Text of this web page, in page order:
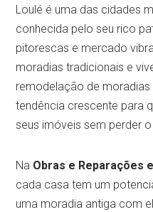
Loulé é uma das cidades
conhecida pelo seu rico
pitorescas e mercado
moradias tradicionais e
remodelação de
tendência crescente para
seus imóveis sem perder
Na Obras e Reparações
cada casa tem um
uma moradia antiga com